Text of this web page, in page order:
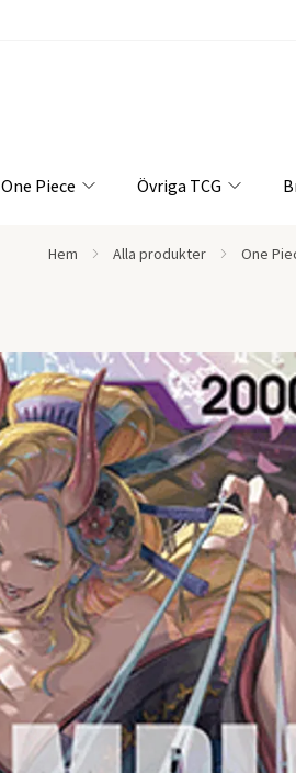
One Piece Övriga TCG
Hem Alla produkter One